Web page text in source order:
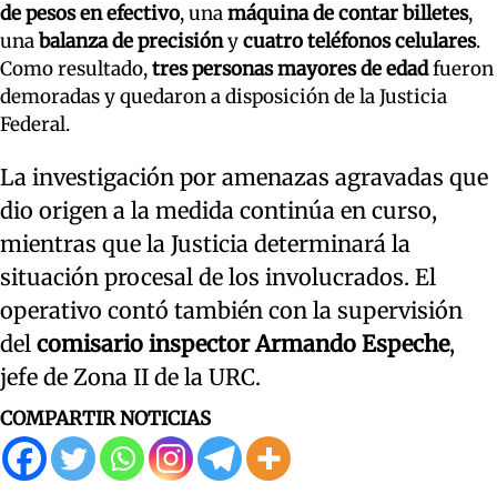
de pesos en efectivo, unamáquina de contar billetes,
unabalanza de precisiónycuatro teléfonos celulares.
Como resultado,tres personas mayores de edadfueron
demoradas y quedaron a disposición de la Justicia
Federal.
La investigación por amenazas agravadas que
dio origen a la medida continúa en curso,
mientras que la Justicia determinará la
situación procesal de los involucrados. El
operativo contó también con la supervisión
del comisario inspector Armando Espeche,
jefe de Zona II de la URC.
COMPARTIR NOTICIAS